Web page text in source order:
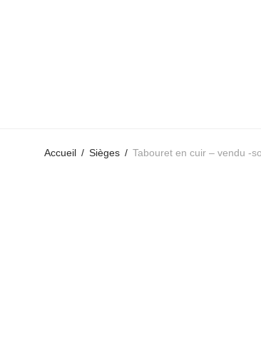
Accueil / Sièges / Tabouret en cuir – vendu -